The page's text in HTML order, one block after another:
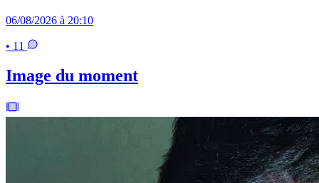
06/08/2026 à 20:10
• 11
Image du moment